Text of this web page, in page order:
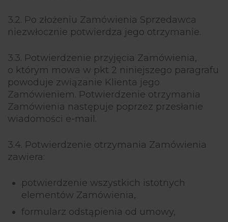
3.2. Po złożeniu Zamówienia Sprzedawca
niezwłocznie potwierdza jego otrzymanie.
3.3. Potwierdzenie przyjęcia Zamówienia,
o którym mowa w pkt 2 niniejszego paragrafu
powoduje związanie Klienta jego
Zamówieniem. Potwierdzenie otrzymania
Zamówienia następuje poprzez przesłanie
wiadomości e-mail.
3.4. Potwierdzenie otrzymania Zamówienia
zawiera:
potwierdzenie wszystkich istotnych
elementów Zamówienia,
formularz odstąpienia od umowy,